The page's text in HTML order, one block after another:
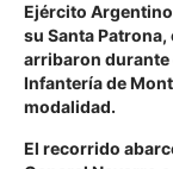
Ejército
su Santa
arribaron durante
Infantería de
modalidad.
El recorrido